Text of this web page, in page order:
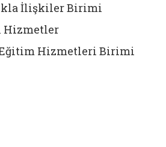
İlişkiler Birimi
Hizmetler
Hizmetleri Birimi